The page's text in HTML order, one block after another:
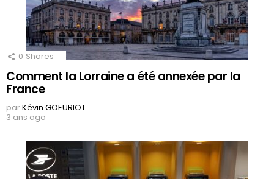
0 Shares
Comment la Lorraine a été annexée par la
France
parKévin GOEURIOT
3 ans ago